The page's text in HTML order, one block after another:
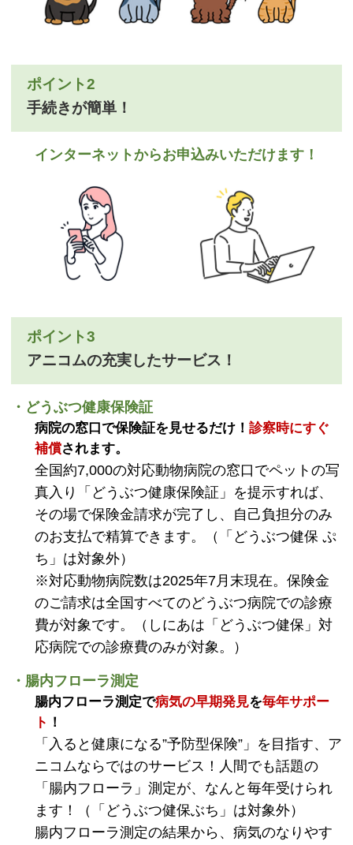
ポイント2
手続きが簡単！
インターネットからお申込みいただけます！
ポイント3
アニコムの充実したサービス！
・どうぶつ健康保険証
病院の窓口で保険証を見せるだけ！ 診察時にすぐ
補償されます。
全国約7,000の対応動物病院の窓口でペットの写
真入り「どうぶつ健康保険証」を提示すれば、
その場で保険金請求が完了し、自己負担分のみ
のお支払で精算できます。（「どうぶつ健保 ぷ
ち」は対象外）
※対応動物病院数は2025年7月末現在。保険金
のご請求は全国すべてのどうぶつ病院での診療
費が対象です。（しにあは「どうぶつ健保」対
応病院での診療費のみが対象。）
・腸内フローラ測定
腸内フローラ測定で病気の早期発見を毎年サポー
ト ！
「入ると健康になる”予防型保険”」を目指す、ア
ニコムならではのサービス！人間でも話題の
「腸内フローラ」測定が、なんと毎年受けられ
ます！（「どうぶつ健保ぶち」は対象外）
腸内フローラ測定の結果から、病気のなりやす